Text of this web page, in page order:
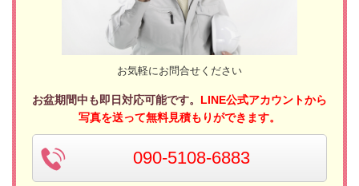
お気軽にお問合せください
お盆期間中も即日対応可能です。 LINE公式アカウントから
写真を送って無料見積もりができます。
090-5108-6883